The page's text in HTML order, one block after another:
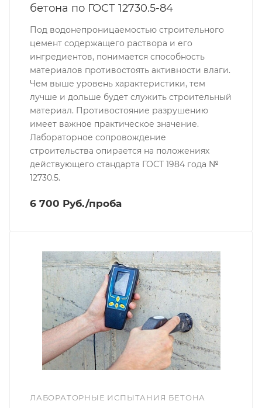
бетона по ГОСТ 12730.5-84
Под водонепроницаемостью строительного
цемент содержащего раствора и его
ингредиентов, понимается способность
материалов противостоять активности влаги.
Чем выше уровень характеристики, тем
лучше и дольше будет служить строительный
материал. Противостояние разрушению
имеет важное практическое значение.
Лабораторное сопровождение
строительства опирается на положениях
действующего стандарта ГОСТ 1984 года №
12730.5.
6 700 Руб./проба
ЛАБОРАТОРНЫЕ ИСПЫТАНИЯ БЕТОНА